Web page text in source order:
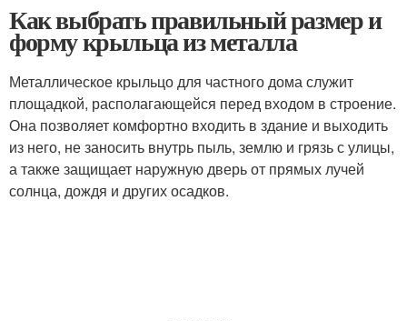
Как выбрать правильный размер и
форму крыльца из металла
Металлическое крыльцо для частного дома служит
площадкой, располагающейся перед входом в строение.
Она позволяет комфортно входить в здание и выходить
из него, не заносить внутрь пыль, землю и грязь с улицы,
а также защищает наружную дверь от прямых лучей
солнца, дождя и других осадков.